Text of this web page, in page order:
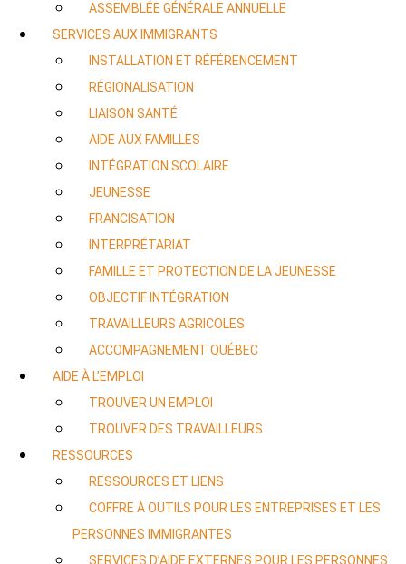
ASSEMBLÉE GÉNÉRALE ANNUELLE
SERVICES AUX IMMIGRANTS
INSTALLATION ET RÉFÉRENCEMENT
RÉGIONALISATION
LIAISON SANTÉ
AIDE AUX FAMILLES
INTÉGRATION SCOLAIRE
JEUNESSE
FRANCISATION
INTERPRÉTARIAT
FAMILLE ET PROTECTION DE LA JEUNESSE
OBJECTIF INTÉGRATION
TRAVAILLEURS AGRICOLES
ACCOMPAGNEMENT QUÉBEC
AIDE À L’EMPLOI
TROUVER UN EMPLOI
TROUVER DES TRAVAILLEURS
RESSOURCES
RESSOURCES ET LIENS
COFFRE À OUTILS POUR LES ENTREPRISES ET LES
PERSONNES IMMIGRANTES
SERVICES D’AIDE EXTERNES POUR LES PERSONNES